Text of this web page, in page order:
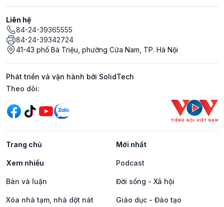
Liên hệ
84-24-39365555
84-24-39342724
41-43 phố Bà Triệu, phường Cửa Nam, TP. Hà Nội
Phát triển và vận hành bởi SolidTech
Mạng xã hội
Theo dõi:
Trang chủ Mới nhất
Xem nhiều Podcast
Bàn và luận Đời sống - Xã hội
Xóa nhà tạm, nhà dột nát Giáo dục - Đào tạo